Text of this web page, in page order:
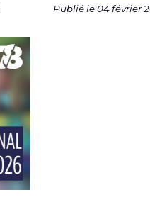
Publié le 04 février